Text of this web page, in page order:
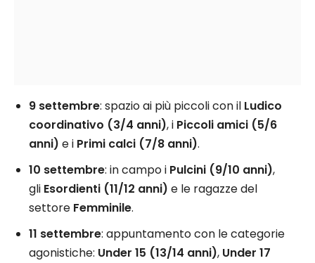
9 settembre: spazio ai più piccoli con il Ludico
coordinativo (3/4 anni), i Piccoli amici (5/6
anni) e i Primi calci (7/8 anni).
10 settembre: in campo i Pulcini (9/10 anni),
gli Esordienti (11/12 anni) e le ragazze del
settore Femminile.
11 settembre: appuntamento con le categorie
agonistiche: Under 15 (13/14 anni), Under 17